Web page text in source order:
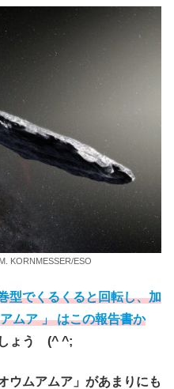
KORNMESSER/ESO
型でくるくると回転し、加
ムア 」 はこの報告書か
ょう (^ ^;
ウムアムア」があまりにも